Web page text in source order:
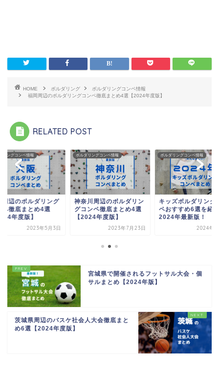
HOME ボルダリング
ボルダリングコンペ情報
福岡周辺のボルダリングコンペ徹底まとめ4選【2024年度版】
RELATED POST
リングコンペ情報
周辺のボルダリング
ペ徹底まとめ4選
年度版】
2023年5月3日
ボルダリングコンペ情報
神奈川周辺のボルダリン
グコンペ徹底まとめ4選
【2024年度版】
2023年7月23日
ボルダリングコンペ情報
キッズボルダリング
ペおすすめ6選を紹
2024年最新版！
2024年6
宮城県で開催されるフットサル大会・個
サルまとめ【2024年版】
茨城県周辺のバスケ社会人大会徹底まと
め6選【2024年度版】